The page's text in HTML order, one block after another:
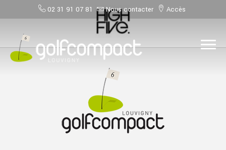
02 31 91 07 81 Nous contacter Accès